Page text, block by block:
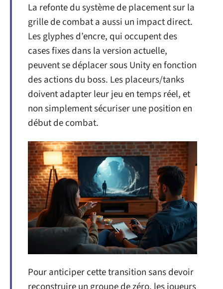
La refonte du système de placement sur la
grille de combat a aussi un impact direct.
Les glyphes d’encre, qui occupent des
cases fixes dans la version actuelle,
peuvent se déplacer sous Unity en fonction
des actions du boss. Les placeurs/tanks
doivent adapter leur jeu en temps réel, et
non simplement sécuriser une position en
début de combat.
Pour anticiper cette transition sans devoir